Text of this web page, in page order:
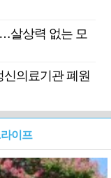
살상력 없는 모
의료기관 폐원
이프